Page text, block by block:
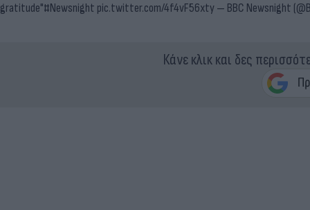
gratitude"#Newsnight pic.twitter.com/4f4vF56xty— BBC Newsnight
Κάνε κλικ και δες